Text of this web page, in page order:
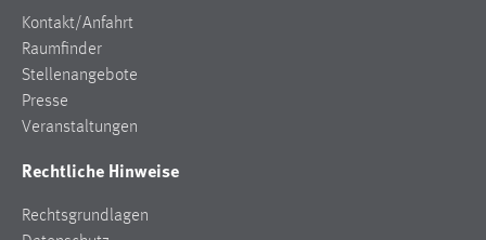
Kontakt/Anfahrt
Raumfinder
Stellenangebote
Presse
Veranstaltungen
Rechtliche Hinweise
Rechtsgrundlagen
hinweg verfolgen.
Google Ads
_gcl_au
Anbieter: